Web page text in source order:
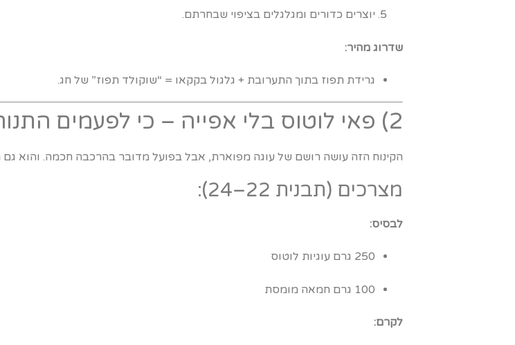
יוצרים כדורים ומגלגלים בציפוי שבחרתם.
שדרוג מהיר:
גרידת תפוז בתוך התערובת + גלגול בקקאו = “שוקולד תפוז” של חג.
2) פאי לוטוס בלי אפייה – כי לפעמים התנור פשוט לא בקטע
הקינוח הזה עושה רושם של עוגה מפוארת, אבל בפועל מדובר בהרכבה חכמה. והוא
מצרכים (תבנית 22–24):
לבסיס:
250 גרם עוגיות לוטוס
100 גרם חמאה מומסת
לקרם: